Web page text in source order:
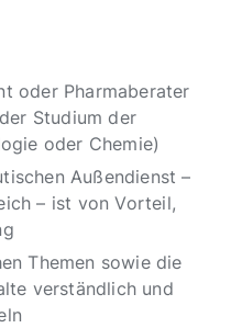
oder Pharmaberater
Studium der
oder Chemie)
Außendienst –
– ist von Vorteil,
Themen sowie die
verständlich und